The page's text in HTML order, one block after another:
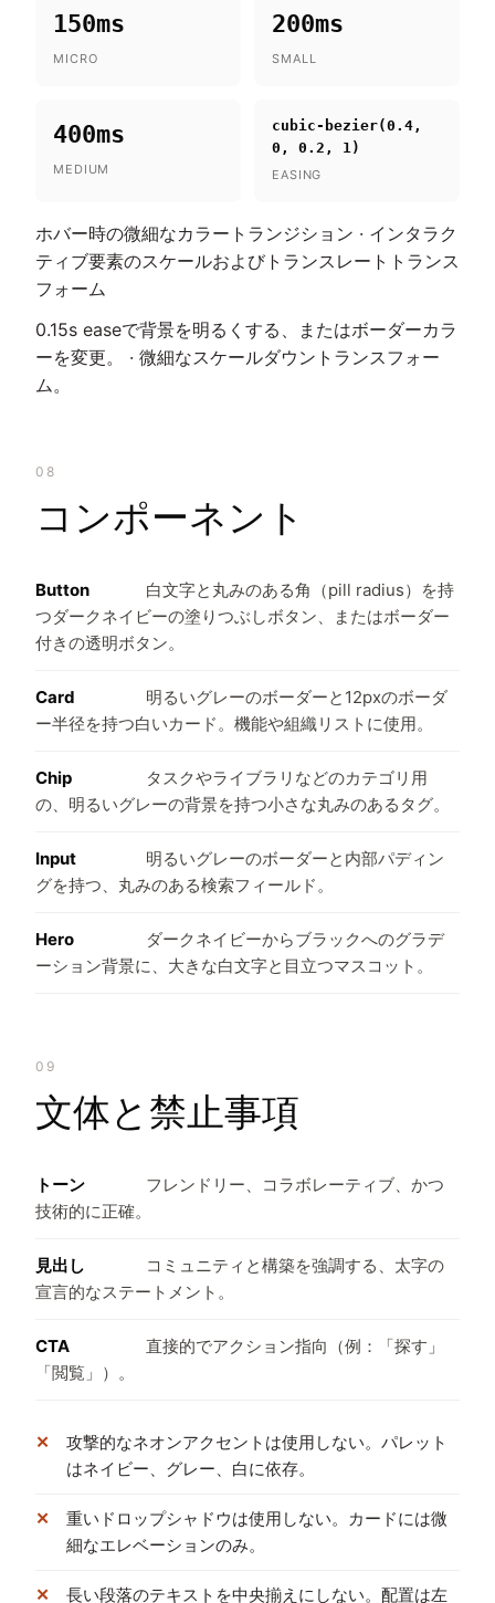
150ms
MICRO
200ms
SMALL
400ms
MEDIUM
cubic-bezier(0.4,
0, 0.2, 1)
EASING
ホバー時の微細なカラートランジション · インタラク
ティブ要素のスケールおよびトランスレートトランス
フォーム
0.15s easeで背景を明るくする、またはボーダーカラ
ーを変更。 · 微細なスケールダウントランスフォー
ム。
08
コンポーネント
Button
白文字と丸みのある角（pill radius）を持
つダークネイビーの塗りつぶしボタン、またはボーダー
付きの透明ボタン。
Card
明るいグレーのボーダーと12pxのボーダ
ー半径を持つ白いカード。機能や組織リストに使用。
Chip
タスクやライブラリなどのカテゴリ用
の、明るいグレーの背景を持つ小さな丸みのあるタグ。
Input
明るいグレーのボーダーと内部パディン
グを持つ、丸みのある検索フィールド。
Hero
ダークネイビーからブラックへのグラデ
ーション背景に、大きな白文字と目立つマスコット。
09
文体と禁止事項
トーン
フレンドリー、コラボレーティブ、かつ
技術的に正確。
見出し
コミュニティと構築を強調する、太字の
宣言的なステートメント。
CTA
直接的でアクション指向（例：「探す」
「閲覧」）。
攻撃的なネオンアクセントは使用しない。パレット
はネイビー、グレー、白に依存。
重いドロップシャドウは使用しない。カードには微
細なエレベーションのみ。
長い段落のテキストを中央揃えにしない。配置は左